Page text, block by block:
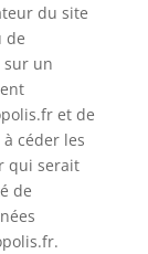
du site
de
sur un
et de
céder les
qui serait
de